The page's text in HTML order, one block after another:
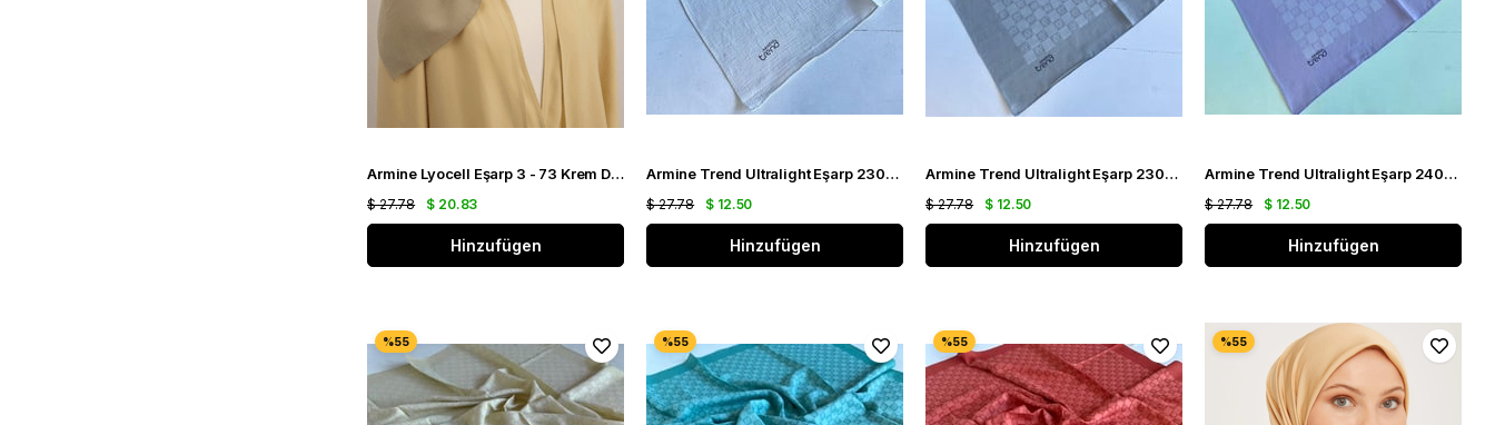
Armine Lyocell Eşarp 3 - 73 Krem Desenli 47344
$ 20.83
$ 27.78
Hinzufügen
Armine Trend Ultralight Eşarp 23001 Beyaz
$ 12.50
$ 27.78
Hinzufügen
Armine Trend Ultralight Eşarp 23017 Açık Gri
$ 12.50
$ 27.78
Hinzufügen
Armine Trend Ultralight Eşarp 24016 Lila
$ 12.50
$ 27.78
Hinzufügen